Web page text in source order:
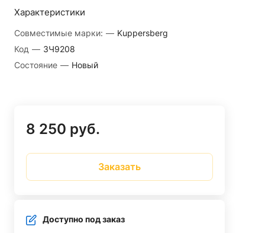
Характеристики
Совместимые марки: — Kuppersberg
Код — ЗЧ9208
Состояние — Новый
8 250 руб.
Заказать
Доступно под заказ